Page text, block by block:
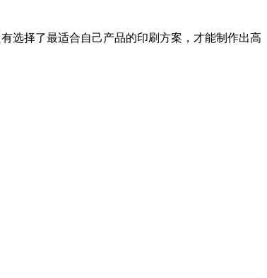
选择了最适合自己产品的印刷方案，才能制作出高